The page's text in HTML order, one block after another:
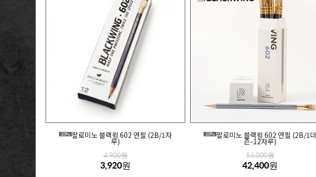
20% 팔로미노 블랙윙 602 연필 (2B/1자
루)
4,900원
3,920원
20% 팔로미노 블랙윙 602 연필 (2B/1더
즌-12자루)
53,000원
42,400원